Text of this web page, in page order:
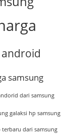
samsung
dari samsung
galaksi hp samsung
terbaru dari samsung